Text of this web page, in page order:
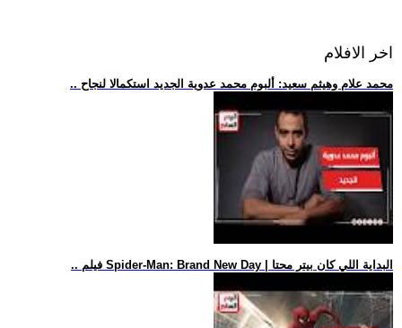
اخر الافلام
.. محمد علام وهيثم سعيد: ألبوم محمد عدوية الجديد استكمالا لنجاح
.. فيلم Spider-Man: Brand New Day | البداية اللي كان بيتر محتا